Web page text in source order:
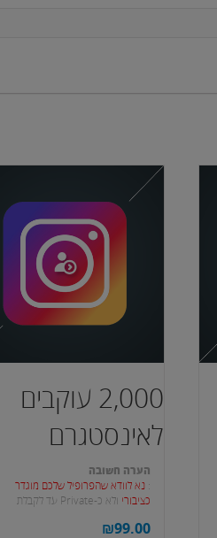
2,000 עוקבים
לאינסטגרם
הערה חשובה
:נא לוודא שהפרופיל שלכם מוגדר
כציבורי
ולא כ-Private עד לקבלת
₪99.00